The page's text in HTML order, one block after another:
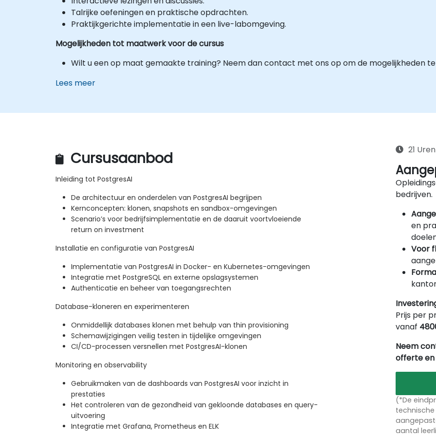
Talrijke oefeningen en praktische opdrachten.
Praktijkgerichte implementatie in een live-labomgeving.
Mogelijkheden tot maatwerk voor de cursus
Wilt u een op maat gemaakte training? Neem dan contact met ons op om de mogelijkheden
Lees meer
Cursusaanbod
Inleiding tot PostgresAI
De architectuur en onderdelen van PostgresAI begrijpen
Kernconcepten: klonen, snapshots en sandbox-omgevingen
Scenario’s voor bedrijfsimplementatie en de daaruit voortvloeiende
return on investment
Installatie en configuratie van PostgresAI
Implementatie van PostgresAI in Docker- en Kubernetes-omgevingen
Integratie met PostgreSQL en externe opslagsystemen
Authenticatie en beheer van toegangsrechten
Database-kloneren en experimenteren
Onmiddellijk databases klonen met behulp van thin provisioning
Schemawijzigingen veilig testen in tijdelijke omgevingen
CI/CD-processen versnellen met PostgresAI-klonen
Monitoring en observability
Gebruikmaken van de dashboards van PostgresAI voor inzicht in
prestaties
Het controleren van de gezondheid van gekloonde databases en query-
uitvoering
Integratie met Grafana, Prometheus en ELK
21 Uren
bedrijven.
en
Voor
Prijs per
vanaf
Neem
offerte en
(*De
aantal